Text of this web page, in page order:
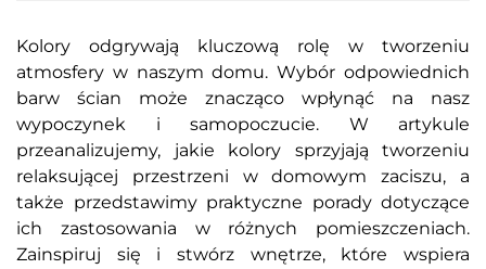
Kolory odgrywają kluczową rolę w tworzeniu
atmosfery w naszym domu. Wybór odpowiednich
barw ścian może znacząco wpłynąć na nasz
wypoczynek i samopoczucie. W artykule
przeanalizujemy, jakie kolory sprzyjają tworzeniu
relaksującej przestrzeni w domowym zaciszu, a
także przedstawimy praktyczne porady dotyczące
ich zastosowania w różnych pomieszczeniach.
Zainspiruj się i stwórz wnętrze, które wspiera